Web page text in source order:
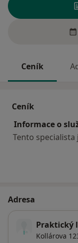
Ceník
Ceník
Informace o
Tento
Adresa
Praktický
Kollárova